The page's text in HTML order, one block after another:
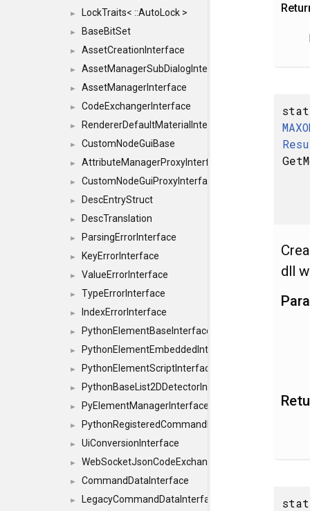
► LockTraits< ::AutoLock >
► BaseBitSet
► AssetCreationInterface
► AssetManagerSubDialogInterface
► AssetManagerInterface
► CodeExchangerInterface
► RendererDefaultMaterialInterface
► CustomNodeGuiBase
► AttributeManagerProxyInterface
► CustomNodeGuiProxyInterface
► DescEntryStruct
► DescTranslation
► ParsingErrorInterface
► KeyErrorInterface
► ValueErrorInterface
► TypeErrorInterface
► IndexErrorInterface
► PythonElementBaseInterface
► PythonElementEmbeddedInterface
► PythonElementScriptInterface
► PythonBaseList2DDetectorInterface
► PyElementManagerInterface
► PythonRegisteredCommandIdsInterface
► UiConversionInterface
► WebSocketJsonCodeExchangerInterface
► CommandDataInterface
► LegacyCommandDataInterface
dll